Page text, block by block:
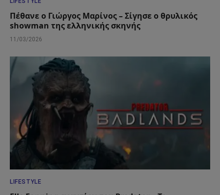
Πέθανε ο Γιώργος Μαρίνος – Σίγησε ο θρυλικός
showman της ελληνικής σκηνής
11/03/2026
LIFESTYLE